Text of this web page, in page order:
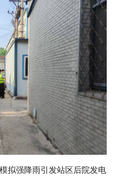
强降雨引发站区后院发电